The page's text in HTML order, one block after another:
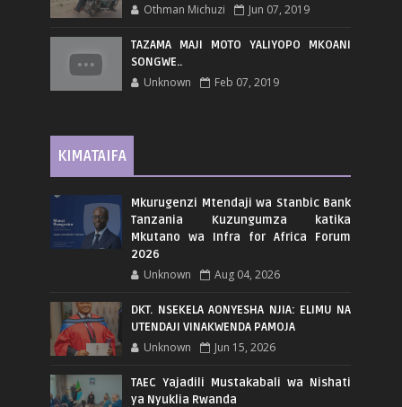
Othman Michuzi Jun 07, 2019
TAZAMA MAJI MOTO YALIYOPO MKOANI
SONGWE..
Unknown Feb 07, 2019
KIMATAIFA
Mkurugenzi Mtendaji wa Stanbic Bank
Tanzania Kuzungumza katika
Mkutano wa Infra for Africa Forum
2026
Unknown Aug 04, 2026
DKT. NSEKELA AONYESHA NJIA: ELIMU NA
UTENDAJI VINAKWENDA PAMOJA
Unknown Jun 15, 2026
TAEC Yajadili Mustakabali wa Nishati
ya Nyuklia Rwanda